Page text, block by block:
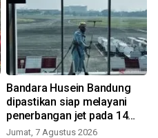
Bandara Husein Bandung
dipastikan siap melayani
penerbangan jet pada 14
Agustus
Jumat, 7 Agustus 2026